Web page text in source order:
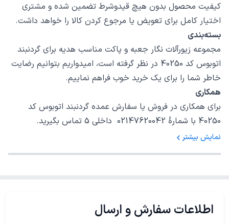
کیفیت محصول بدون هیچ قیدوشرط تضمین شده و مشتری
اختیار کامل برای تعویض یا مرجوع کردن کالا را خواهد داشت.
بسته‌بندی
مجموعه زیورآلات نگار جعبه و پاکت مناسب هدیه برای گردنبند
اتوبوس کد 40250 در نظر گرفته است، امیدواریم بتوانیم رضایت
خاطر شما را برای یک خرید خوب فراهم نماییم.
همکاری
برای همکاری در فروش یا سفارش عمده گردنبند اتوبوس کد
40250 با شمارهٔ 02147620042 داخلی 5 تماس بگیرید.
نمایش بیشتر
اطلاعات سفارش و ارسال